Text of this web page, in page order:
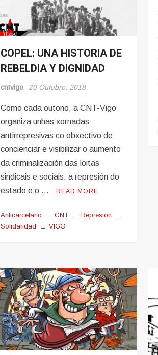
Eventos
COPEL: UNA HISTORIA DE
REBELDIA Y DIGNIDAD
cntvigo 20 Outubro, 2018
Como cada outono, a CNT-Vigo
organiza unhas xornadas
antirrepresivas co obxectivo de
concienciar e visibilizar o aumento
da criminalización das loitas
sindicais e sociais, a represión do
estado e o …
READ MORE
Anticarcelario CNT
Represion
Solidaridad
VIGO